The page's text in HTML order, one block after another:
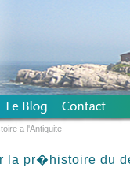
la pr�histoire du
a l'Antiquite